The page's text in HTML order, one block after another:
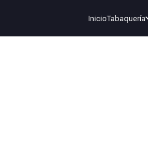
InicioTabaquería